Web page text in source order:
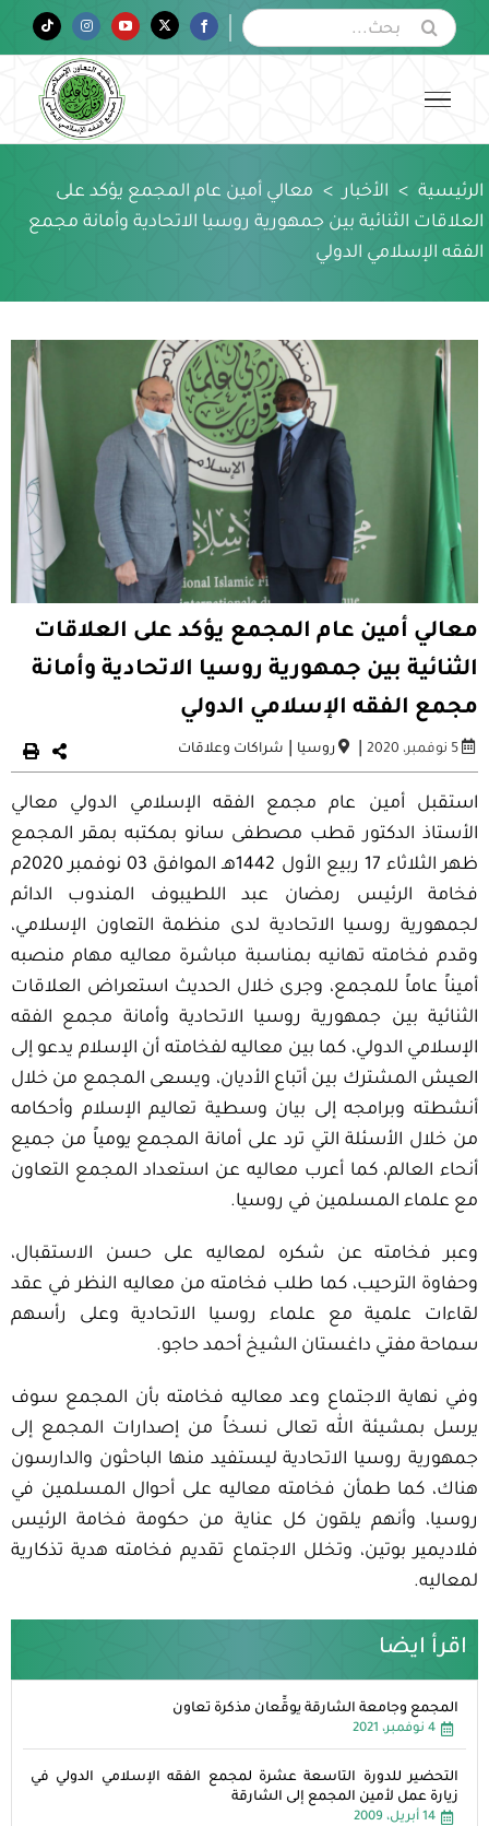
البحث
عن:
Facebook
Twitter
YouTube
Instagram
Tiktok
الرئيسية > الأخبار > معالي أمين عام المجمع يؤكد على
العلاقات الثنائية بين جمهورية روسيا الاتحادية وأمانة مجمع
الفقه الإسلامي الدولي
معالي أمين عام المجمع يؤكد على العلاقات
الثنائية بين جمهورية روسيا الاتحادية وأمانة
مجمع الفقه الإسلامي الدولي
5 نوفمبر، 2020 | روسيا شراكات وعلاقات
استقبل أمين عام مجمع الفقه الإسلامي الدولي معالي
الأستاذ الدكتور قطب مصطفى سانو بمكتبه بمقر المجمع
ظهر الثلاثاء 17 ربيع الأول 1442هـ الموافق 03 نوفمبر 2020م
فخامة الرئيس رمضان عبد اللطيبوف المندوب الدائم
لجمهورية روسيا الاتحادية لدى منظمة التعاون الإسلامي،
وقدم فخامته تهانيه بمناسبة مباشرة معاليه مهام منصبه
أميناً عاماً للمجمع، وجرى خلال الحديث استعراض العلاقات
الثنائية بين جمهورية روسيا الاتحادية وأمانة مجمع الفقه
الإسلامي الدولي، كما بين معاليه لفخامته أن الإسلام يدعو إلى
العيش المشترك بين أتباع الأديان، ويسعى المجمع من خلال
أنشطته وبرامجه إلى بيان وسطية تعاليم الإسلام وأحكامه
من خلال الأسئلة التي ترد على أمانة المجمع يومياً من جميع
أنحاء العالم، كما أعرب معاليه عن استعداد المجمع التعاون
مع علماء المسلمين في روسيا.
وعبر فخامته عن شكره لمعاليه على حسن الاستقبال،
وحفاوة الترحيب، كما طلب فخامته من معاليه النظر في عقد
لقاءات علمية مع علماء روسيا الاتحادية وعلى رأسهم
سماحة مفتي داغستان الشيخ أحمد حاجو.
وفي نهاية الاجتماع وعد معاليه فخامته بأن المجمع سوف
يرسل بمشيئة الله تعالى نسخاً من إصدارات المجمع إلى
جمهورية روسيا الاتحادية ليستفيد منها الباحثون والدارسون
هناك، كما طمأن فخامته معاليه على أحوال المسلمين في
روسيا، وأنهم يلقون كل عناية من حكومة فخامة الرئيس
فلاديمير بوتين، وتخلل الاجتماع تقديم فخامته هدية تذكارية
لمعاليه.
اقرأ ايضا
المجمع وجامعة الشارقة يوقِّعان مذكرة تعاون
4 نوفمبر، 2021
التحضير للدورة التاسعة عشرة لمجمع الفقه الإسلامي الدولي في
زيارة عمل لأمين المجمع إلى الشارقة
14 أبريل، 2009